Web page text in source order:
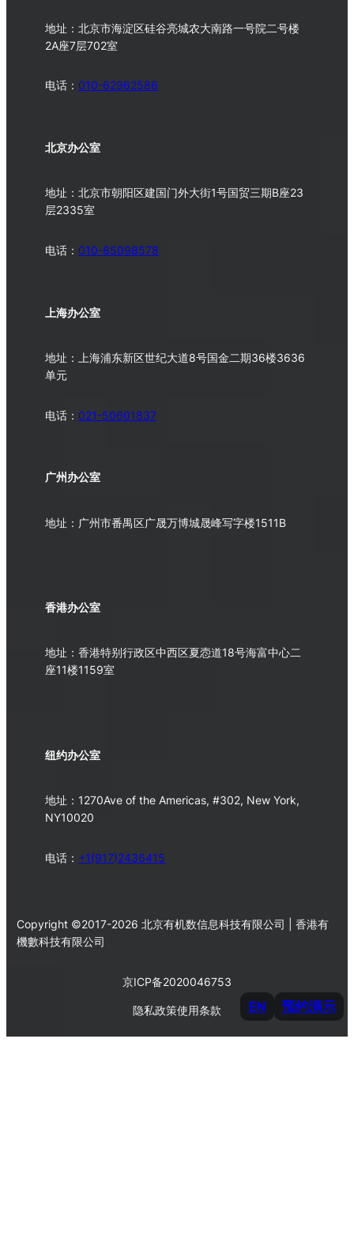
EN 预约演示
地址：北京市海淀区硅谷亮城农大南路一号院二号楼
2A座7层702室
电话：010-62962586
北京办公室
地址：北京市朝阳区建国门外大街1号国贸三期B座23
层2335室
电话：010-85098578
上海办公室
地址：上海浦东新区世纪大道8号国金二期36楼3636
单元
电话：021-50601837
广州办公室
地址：广州市番禺区广晟万博城晟峰写字楼1511B
香港办公室
地址：香港特别行政区中西区夏悫道18号海富中心二
座11楼1159室
纽约办公室
地址：1270Ave of the Americas, #302, New York,
NY10020
电话： +1(917)2436415
Copyright ©2017-2026 北京有机数信息科技有限公司 | 香港有
機數科技有限公司
京ICP备2020046753
隐私政策使用条款